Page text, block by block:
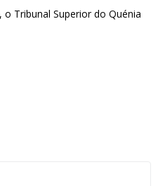
Tribunal Superior do Quénia